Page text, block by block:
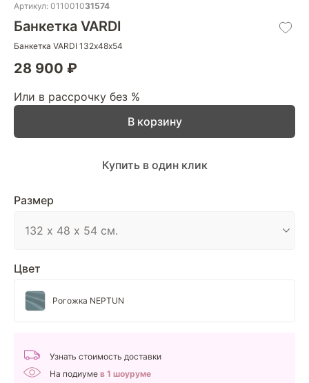
Артикул: 011001031574
Банкетка VARDI
Банкетка VARDI 132х48х54
28 900 ₽
Или в рассрочку без %
Размер
Цвет
Рогожка NEPTUN
В корзину
Купить в один клик
Узнать стоимость доставки
На подиуме в 1 шоуруме